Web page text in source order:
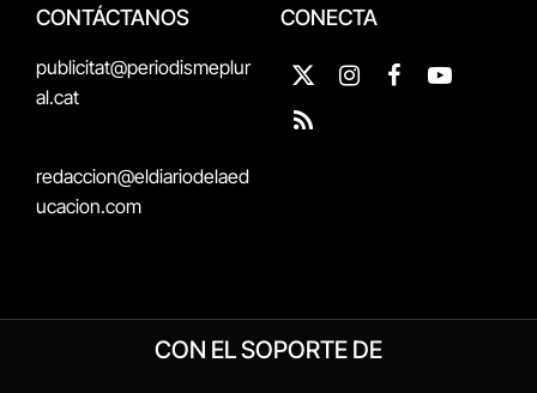
CONTÁCTANOS
publicitat@periodismeplur
al.cat
redaccion@eldiariodelaed
ucacion.com
CONECTA
X
(Twitter)
InstagramFacebookYouTube
RSS
CON EL SOPORTE DE